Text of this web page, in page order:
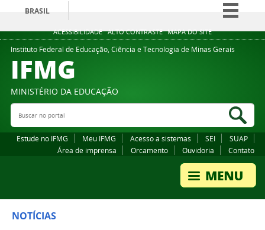
ACESSIBILIDADE ALTO CONTRASTE MAPA DO SITE
BRASIL
Simplifique!
Comunica BR
Legislação
Instituto Federal de Educação, Ciência e Tecnologia de Minas Gerais
IFMG
MINISTÉRIO DA EDUCAÇÃO
Buscar no portal
Estude no IFMG Meu IFMG Acesso a sistemas SEI
SUAP
Área de imprensa
Orcamento Ouvidoria Contato
NOTÍCIAS